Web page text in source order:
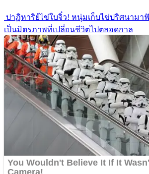
ปาฏิหาริย์ไข่ใบจิ๋ว! หนุ่มเก็บไข่ปริศนามา
เป็นมิตรภาพที่เปลี่ยนชีวิตไปตลอดกาล
เปิดประวัติความปัง! 10 เรื่องจริงของ
แซ่บ ที่พาวงการ T-Pop รันสู่ระดับโลก
รีโนเวทบ้านอยู่ดีๆขนลุกซู่! คู่รักเจอ “ห้อง
กระจกห้องน้ำ
เปิดแฟ้มลับ! 5 ทฤษฎีสมคบคิดช็อกโลก เบื้
สิ้นพระชนม์ของ “เจ้าหญิงไดอาน่า” ที่ยังไ
หมาเห่ากำแพงไม่หยุด! คู่รักรื้อบ้านพิสูจ